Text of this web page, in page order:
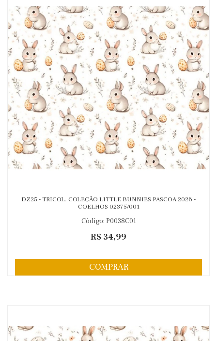
DZ25 - TRICOL. COLEÇÃO LITTLE BUNNIES PASCOA 2026 -
COELHOS 02375/001
Código: P0038C01
R$ 34,99
COMPRAR